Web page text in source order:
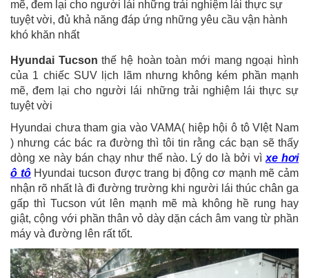
mẽ, đem lại cho người lái những trải nghiệm lái thực sự
tuyệt vời, đủ khả năng đáp ứng những yêu cầu vận hành
khó khăn nhất
Hyundai Tucson thế hệ hoàn toàn mới mang ngoại hình
của 1 chiếc SUV lịch lãm nhưng không kém phần mạnh
mẽ, đem lại cho người lái những trải nghiệm lái thực sự
tuyệt vời
Hyundai chưa tham gia vào VAMA( hiệp hội ô tô VIệt Nam
) nhưng các bác ra đường thì tôi tin rằng các bạn sẽ thấy
dòng xe này bán chạy như thế nào. Lý do là bởi vìxe hơi
ô tôHyundai tucson được trang bị động cơ mạnh mẽ cảm
nhận rõ nhất là đi đường trường khi người lái thúc chân ga
gấp thì Tucson vút lên mạnh mẽ mà không hề rung hay
giật, cộng với phần thân vỏ dày dặn cách âm vang từ phần
máy và đường lên rất tốt.